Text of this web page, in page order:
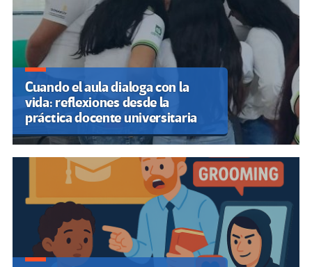
Cuando el aula dialoga con la
vida: reflexiones desde la
práctica docente universitaria